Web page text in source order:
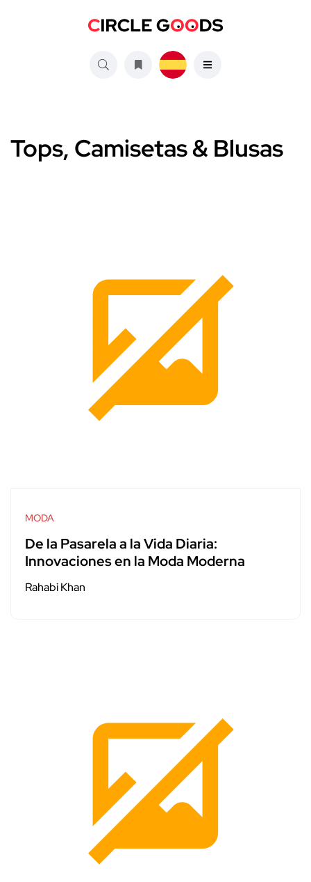
Tops, Camisetas & Blusas
MODA
De la Pasarela a la Vida Diaria:
Innovaciones en la Moda Moderna
Rahabi Khan